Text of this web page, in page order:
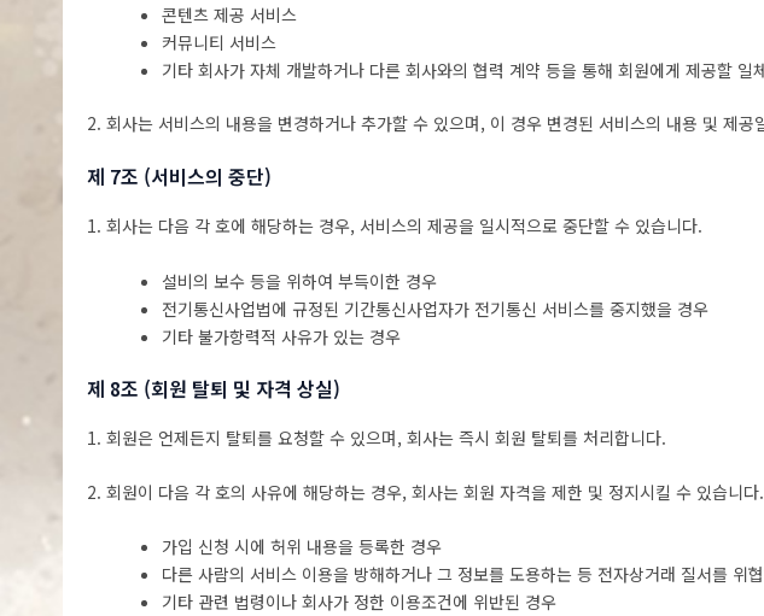
콘텐츠 제공 서비스
커뮤니티 서비스
기타 회사가 자체 개발하거나 다른 회사와의 협력 계약 등을 통해 회원에게 제공할 일
2. 회사는 서비스의 내용을 변경하거나 추가할 수 있으며, 이 경우 변경된 서비스의 내용 및 제공
제 7조 (서비스의 중단)
1. 회사는 다음 각 호에 해당하는 경우, 서비스의 제공을 일시적으로 중단할 수 있습니다.
설비의 보수 등을 위하여 부득이한 경우
전기통신사업법에 규정된 기간통신사업자가 전기통신 서비스를 중지했을 경우
기타 불가항력적 사유가 있는 경우
제 8조 (회원 탈퇴 및 자격 상실)
1. 회원은 언제든지 탈퇴를 요청할 수 있으며, 회사는 즉시 회원 탈퇴를 처리합니다.
2. 회원이 다음 각 호의 사유에 해당하는 경우, 회사는 회원 자격을 제한 및 정지시킬 수 있습니다.
가입 신청 시에 허위 내용을 등록한 경우
다른 사람의 서비스 이용을 방해하거나 그 정보를 도용하는 등 전자상거래 질서를 위
기타 관련 법령이나 회사가 정한 이용조건에 위반된 경우